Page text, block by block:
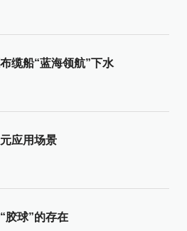
缆船“蓝海领航”下水
应用场景
胶球”的存在